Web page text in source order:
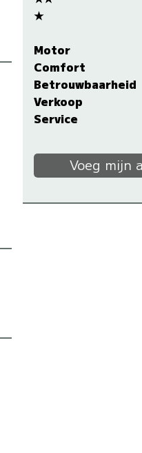
★
Motor
Comfort
Betrouwbaarheid
Verkoop
Service
Voeg mijn